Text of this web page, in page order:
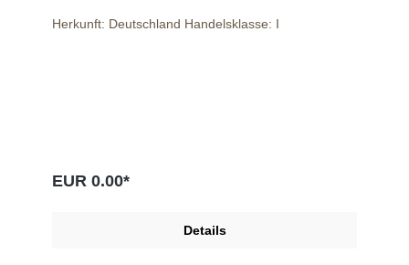
EUR 0.00*
Details